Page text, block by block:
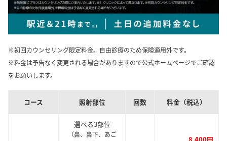
※初回カウンセリング限定料金。自由診療のため保険適用外です。
※料金は予告なく変更される場合がありますので公式ホームページでご確認
をお願いします。
コース 照射部位 回数 料金（税込）
選べる3部位
（鼻、鼻下、あご